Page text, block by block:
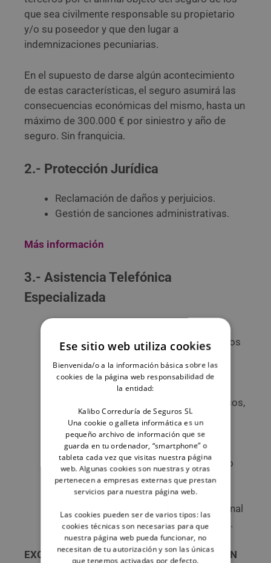
que sea civilmente responsable su propietario
y/o su poseedor y que den lugar a
indemnizaciones pecuniarias.
En el supuesto de darse algún acontecimiento
de estas características, el seguro asumirá las
consecuencias económicas del mismo, hasta un
máximo de 300.000 € por siniestro y año de
seguro. Sin franquicia.
2.- Protección Jurídica
Reclamación de daños y perjuicios.
Gestión de sanciones administrativas.
Más información
3.- Asistencia Telefónica
Especializada
acogida, hoteles con admisión de perros
documentación necesaria para viajar,
seguro obligatorio, registro de perros
considerados potencialmente peligrosos,
Servicio de Asesoría. Ayuda Legal 24
horas.
Asistencia Jurídica Telefónica. Consejo
legal para dar respuesta a cualquier
consulta de carácter jurídico o legal
planteada referente a su ámbito personal
y circunscrito a la legislación española.
EXCLUSIONES DE RAZAS PARA ESTA OPCIÓN
Ese sitio web utiliza cookies
Bienvenida/o a la información básica sobre las
cookies de la página web responsabilidad de
la entidad:
Kalibo Correduría de Seguros SL
Una cookie o galleta informática es un
pequeño archivo de información que se
guarda en tu ordenador, “smartphone” o
tableta cada vez que visitas nuestra página
web. Algunas cookies son nuestras y otras
pertenecen a empresas externas que prestan
servicios para nuestra página web.
Las cookies pueden ser de varios tipos: las
cookies técnicas son necesarias para que
nuestra página web pueda funcionar, no
necesitan de tu autorización y son las únicas
que tenemos activadas por defecto.